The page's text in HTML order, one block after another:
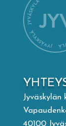
Visit
Valon
OhjeJyväskylän
40100